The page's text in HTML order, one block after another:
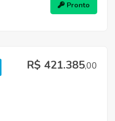
Pronto
R$ 421.385,00